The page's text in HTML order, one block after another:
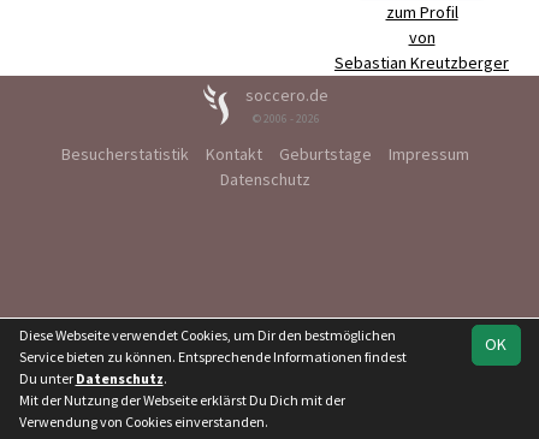
zum Profil
von
Sebastian Kreutzberger
soccero.de
© 2006 - 2026
Besucherstatistik Kontakt Geburtstage
Impressum
Datenschutz
OK
Diese Webseite verwendet Cookies, um Dir den bestmöglichen
Service bieten zu können. Entsprechende Informationen findest
Du unter Datenschutz.
Mit der Nutzung der Webseite erklärst Du Dich mit der
Verwendung von Cookies einverstanden.